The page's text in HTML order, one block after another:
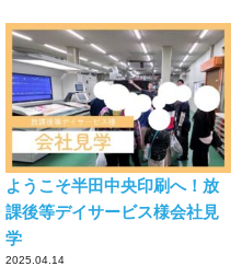
ようこそ半田中央印刷へ！放
課後等デイサービス様会社見
学
2025.04.14